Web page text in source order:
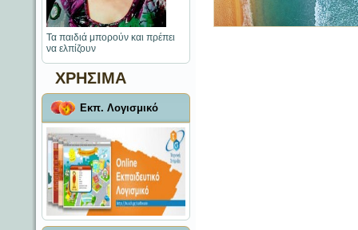
Τα παιδιά μπορούν και πρέπει
να ελπίζουν
ΧΡΗΣΙΜΑ
Εκπ. Λογισμικό